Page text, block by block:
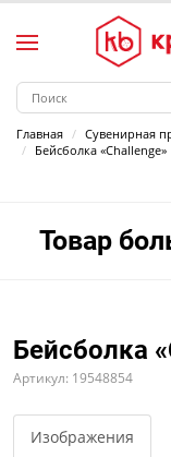
Главная Сувенирная
Бейсболка «Challenge»
Товар
Бейсболка
Артикул: 19548854
Изображения